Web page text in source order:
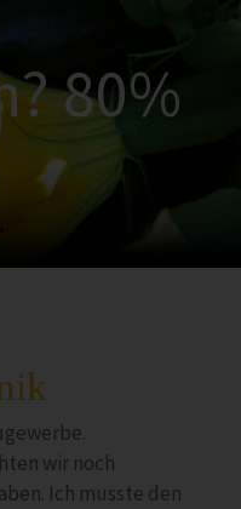
80%
wir noch
Ich musste den